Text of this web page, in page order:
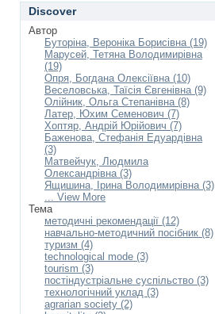
Discover
Автор
Буторіна, Вероніка Борисівна (19)
Марусей, Тетяна Володимирівна
(19)
Опря, Богдана Олексіївна (10)
Веселовська, Таїсія Євгенівна (9)
Олійник, Ольга Степанівна (8)
Латер, Юхим Семенович (7)
Хоптяр, Андрій Юрійович (7)
Баженова, Стефанія Едуардівна
(3)
Матвейчук, Людмила
Олександрівна (3)
Ящишина, Ірина Володимирівна (3)
... View More
Тема
методичні рекомендації (12)
навчально-методичний посібник (8)
туризм (4)
technological mode (3)
tourism (3)
постіндустріальне суспільство (3)
технологічний уклад (3)
agrarian society (2)